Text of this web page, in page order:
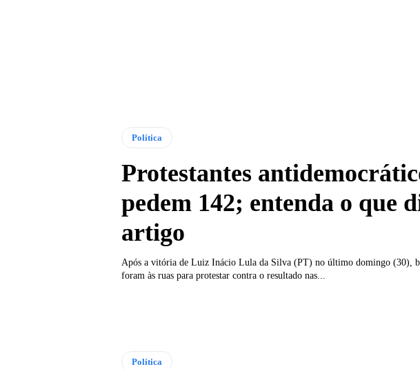
Política
Protestantes
pedem 142; entenda o que
artigo
Após a vitória de Luiz Inácio Lula da Silva (PT) no último domingo (30),
foram às ruas para protestar contra o resultado nas...
Política